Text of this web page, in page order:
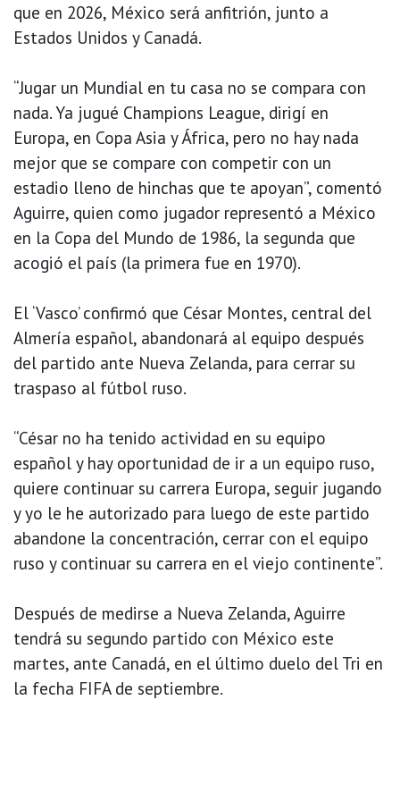
que en 2026, México será anfitrión, junto a
Estados Unidos y Canadá.
“Jugar un Mundial en tu casa no se compara con
nada. Ya jugué Champions League, dirigí en
Europa, en Copa Asia y África, pero no hay nada
mejor que se compare con competir con un
estadio lleno de hinchas que te apoyan”, comentó
Aguirre, quien como jugador representó a México
en la Copa del Mundo de 1986, la segunda que
acogió el país (la primera fue en 1970).
El ‘Vasco’ confirmó que César Montes, central del
Almería español, abandonará al equipo después
del partido ante Nueva Zelanda, para cerrar su
traspaso al fútbol ruso.
“César no ha tenido actividad en su equipo
español y hay oportunidad de ir a un equipo ruso,
quiere continuar su carrera Europa, seguir jugando
y yo le he autorizado para luego de este partido
abandone la concentración, cerrar con el equipo
ruso y continuar su carrera en el viejo continente”.
Después de medirse a Nueva Zelanda, Aguirre
tendrá su segundo partido con México este
martes, ante Canadá, en el último duelo del Tri en
la fecha FIFA de septiembre.